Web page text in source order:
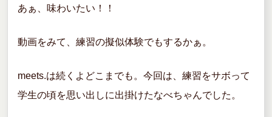
あぁ、味わいたい！！
動画をみて、練習の擬似体験でもするかぁ。
meets.は続くよどこまでも。今回は、練習をサボって
学生の頃を思い出しに出掛けたなべちゃんでした。